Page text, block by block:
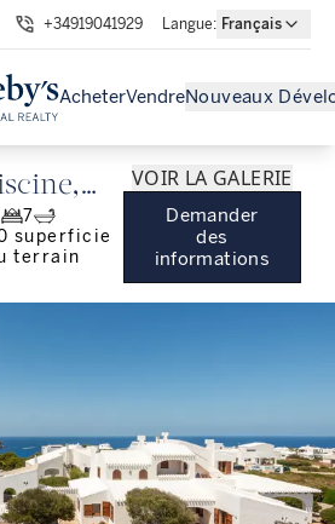
+34919041929 Langue: Français
AcheterVendreNouveaux
mer à
Morell
7
superficie
terrain
VOIR LA GALERIE
Demander
des
informations